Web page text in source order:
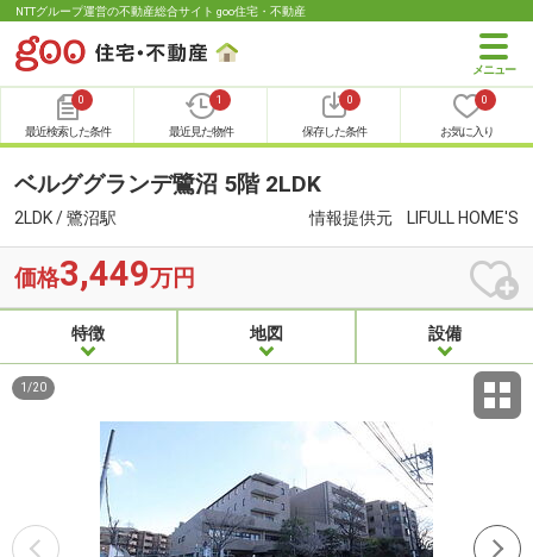
NTTグループ運営の不動産総合サイト goo住宅・不動産
0
最近検索した条件
1
最近見た物件
0
保存した条件
0
お気に入り
ベルググランデ鷺沼 5階 2LDK
2LDK / 鷺沼駅 情報提供元 LIFULL HOME'S
価格3,449万円
特徴 地図 設備
1 /20